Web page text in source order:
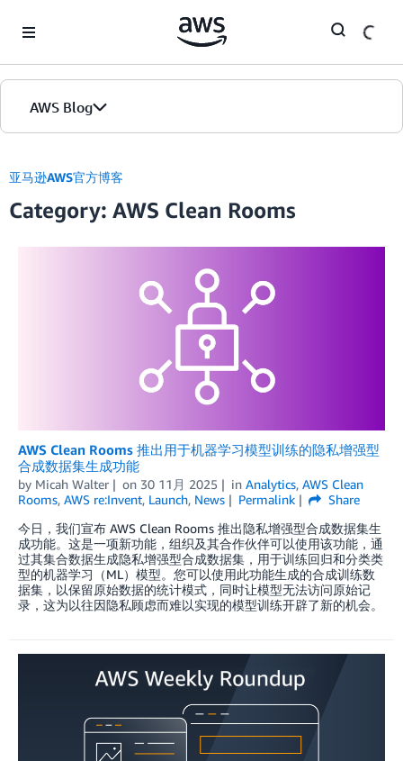
AWS Blog
首页
版本
亚马逊AWS官方博客
Category: AWS Clean Rooms
AWS Clean Rooms 推出用于机器学习模型训练的隐私增强型
合成数据集生成功能
by Micah Walter on 30 11月 2025 in Analytics, AWS Clean
Rooms, AWS re:Invent, Launch, News Permalink
Share
今日，我们宣布 AWS Clean Rooms 推出隐私增强型合成数据集生
成功能。这是一项新功能，组织及其合作伙伴可以使用该功能，通
过其集合数据生成隐私增强型合成数据集，用于训练回归和分类类
型的机器学习（ML）模型。您可以使用此功能生成的合成训练数
据集，以保留原始数据的统计模式，同时让模型无法访问原始记
录，这为以往因隐私顾虑而难以实现的模型训练开辟了新的机会。